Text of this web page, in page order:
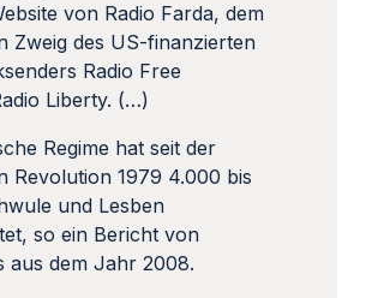
von Radio Farda, dem
Zweig des US-finanzierten
Radio Free
Liberty. (…)
Regime hat seit der
Revolution 1979 4.000 bis
und Lesben
so ein Bericht von
aus dem Jahr 2008.